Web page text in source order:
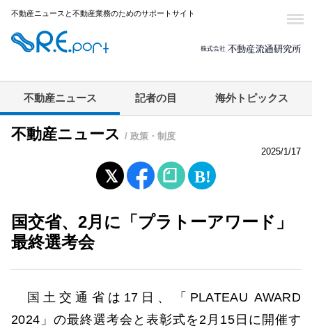
不動産ニュースと不動産業務のためのサポートサイト
不動産ニュース 記者の目 海外トピックス
不動産ニュース / 政策・制度
2025/1/17
国交省、2月に「プラトーアワード」
最終選考会
国土交通省は17日、「PLATEAU AWARD
2024」の最終選考会と表彰式を2月15日に開催す